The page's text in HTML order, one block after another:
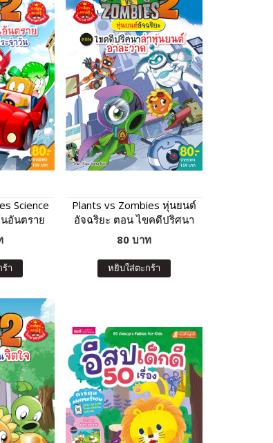
Science
อันตราย
วัน
า
Plants vs Zombies หุ่นยนต์
อัจฉริยะ ตอน ไขคดีปริศนา
ล่าหุ่นยนต์อาละวาด
80 บาท
หยิบใส่ตะกร้า